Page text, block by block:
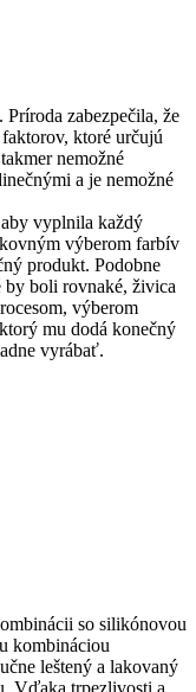
zabezpečila, že
ktoré určujú
nemožné
a je nemožné
vyplnila každý
výberom farbív
produkt. Podobne
by boli rovnaké, živica
výberom
mu dodá konečný
vyrábať.
so silikónovou
kombináciou
leštený a lakovaný